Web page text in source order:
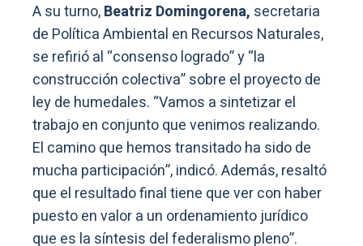
A su turno,Beatriz Domingorena, secretaria
de Política Ambiental en Recursos Naturales,
se refirió al “consenso logrado” y “la
construcción colectiva” sobre el proyecto de
ley de humedales. “Vamos a sintetizar el
trabajo en conjunto que venimos realizando.
El camino que hemos transitado ha sido de
mucha participación”, indicó. Además, resaltó
que el resultado final tiene que ver con haber
puesto en valor a un ordenamiento jurídico
que es la síntesis del federalismo pleno”.